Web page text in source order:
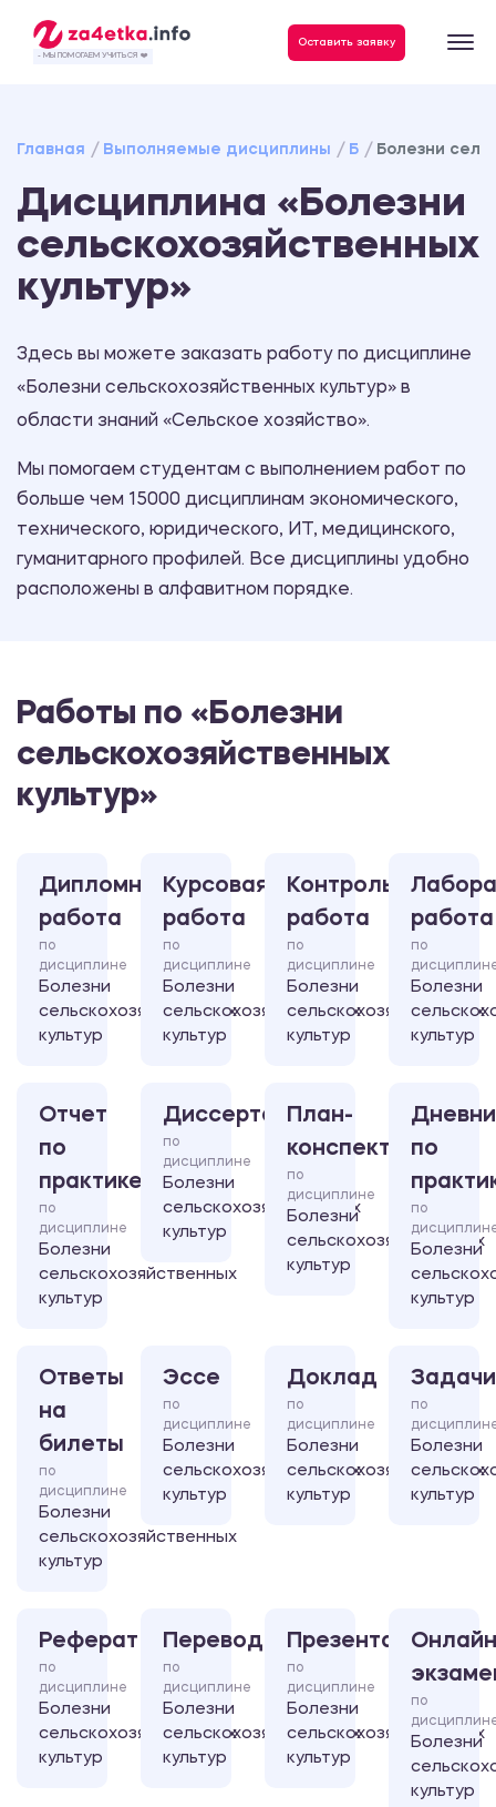
- МЫ ПОМОГАЕМ УЧИТЬСЯ ❤️
Оставить заявку
Главная Выполняемые дисциплины Б Болезни
Дисциплина «Болезни
сельскохозяйственных
культур»
Здесь вы можете заказать работу по дисциплине
«Болезни сельскохозяйственных культур» в
области знаний «Сельское хозяйство».
Мы помогаем студентам с выполнением работ по
больше чем 15000 дисциплинам экономического,
технического, юридического, ИТ, медицинского,
гуманитарного профилей. Все дисциплины удобно
расположены в алфавитном порядке.
Работы по «Болезни
сельскохозяйственных
культур»
Дипломная
работа
по
дисциплине
Болезни
сельскохозяйственных
культур
Курсовая
работа
по
дисциплине
Болезни
сельскохозяйственных
культур
Контрольная
работа
по
дисциплине
Болезни
сельскохозяйственных
культур
работа
по
Болезни
культур
Отчет
по
практике
по
дисциплине
Болезни
сельскохозяйственных
культур
Диссертация
по
дисциплине
Болезни
сельскохозяйственных
культур
План-
конспект
по
дисциплине
Болезни
сельскохозяйственных
культур
по
по
Болезни
культур
Ответы
на
билеты
по
дисциплине
Болезни
сельскохозяйственных
культур
Эссе
по
дисциплине
Болезни
сельскохозяйственных
культур
Доклад
по
дисциплине
Болезни
сельскохозяйственных
культур
Задачи
по
Болезни
культур
Реферат
по
дисциплине
Болезни
сельскохозяйственных
культур
Перевод
по
дисциплине
Болезни
сельскохозяйственных
культур
Презентация
по
дисциплине
Болезни
сельскохозяйственных
культур
по
Болезни
культур